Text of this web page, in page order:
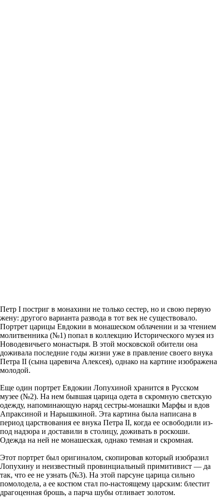
Петр I постриг в монахини не только сестер, но и свою первую
жену: другого варианта развода в тот век не существовало.
Портрет царицы Евдокии в монашеском облачении и за чтением
молитвенника (№1) попал в коллекцию Исторического музея из
Новодевичьего монастыря. В этой московской обители она
доживала последние годы жизни уже в правление своего внука
Петра II (сына царевича Алексея), однако на картине изображена
молодой.
Еще один портрет Евдокии Лопухиной хранится в Русском
музее (№2). На нем бывшая царица одета в скромную светскую
одежду, напоминающую наряд сестры-монашки Марфы и вдов
Апраксиной и Нарышкиной. Эта картина была написана в
период царствования ее внука Петра II, когда ее освободили из-
под надзора и доставили в столицу, доживать в роскоши.
Одежда на ней не монашеская, однако темная и скромная.
Этот портрет был оригиналом, скопировав который изобразил
Лопухину и неизвестный провинциальный примитивист — да
так, что ее не узнать (№3). На этой парсуне царица сильно
помолодела, а ее костюм стал по-настоящему царским: блестит
драгоценная брошь, а парча шубы отливает золотом.